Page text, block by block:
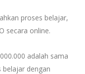
proses belajar,
secara online.
adalah sama
belajar dengan